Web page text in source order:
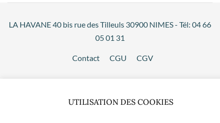
LA HAVANE 40 bis rue des Tilleuls 30900 NIMES - Tél: 04 66
05 01 31
Contact CGU CGV
UTILISATION DES COOKIES